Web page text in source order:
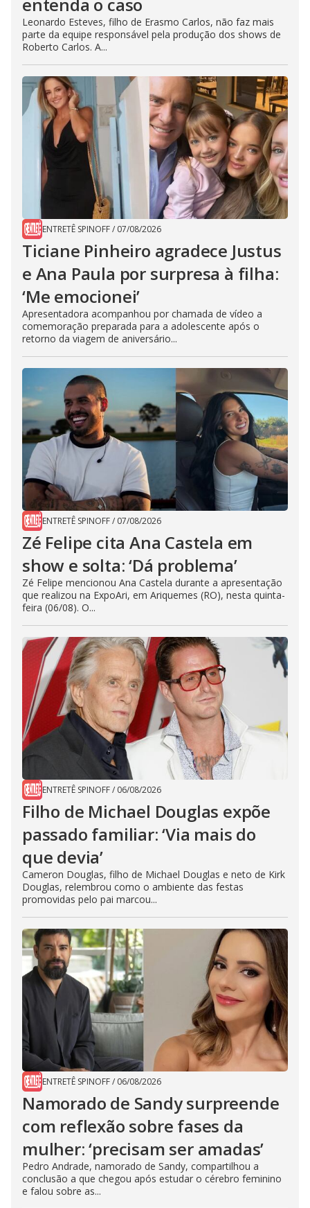
Leonardo Esteves, filho de Erasmo Carlos, não faz mais
parte da equipe responsável pela produção dos shows de
Roberto Carlos. A...
ENTRETÊ SPINOFF/ 07/08/2026
Ticiane Pinheiro agradece Justus
e Ana Paula por surpresa à filha:
‘Me emocionei’
Apresentadora acompanhou por chamada de vídeo a
comemoração preparada para a adolescente após o
retorno da viagem de aniversário...
ENTRETÊ SPINOFF/ 07/08/2026
Zé Felipe cita Ana Castela em
show e solta: ‘Dá problema’
Zé Felipe mencionou Ana Castela durante a apresentação
que realizou na ExpoAri, em Ariquemes (RO), nesta quinta-
feira (06/08). O...
ENTRETÊ SPINOFF/ 06/08/2026
Filho de Michael Douglas expõe
passado familiar: ‘Via mais do
que devia’
Cameron Douglas, filho de Michael Douglas e neto de Kirk
Douglas, relembrou como o ambiente das festas
promovidas pelo pai marcou...
ENTRETÊ SPINOFF/ 06/08/2026
Namorado de Sandy surpreende
com reflexão sobre fases da
mulher: ‘precisam ser amadas’
Pedro Andrade, namorado de Sandy, compartilhou a
conclusão a que chegou após estudar o cérebro feminino
e falou sobre as...